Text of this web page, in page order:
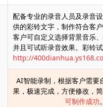
配备专业的录音人员及录音
供的彩铃文字，制作符合客
客户可自定义选择背景音乐
并且可试听录音效果。 彩铃
http://
AI智能录制，根据客户需要
果，极速完成，方便修改，简
可制作成功。